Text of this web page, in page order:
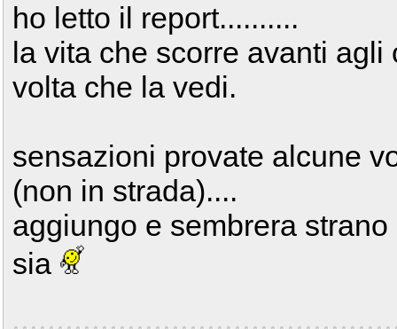
ho letto il report..........
la vita che scorre avanti
volta che la vedi.
sensazioni provate alcune
(non in strada)....
aggiungo e sembrera
sia